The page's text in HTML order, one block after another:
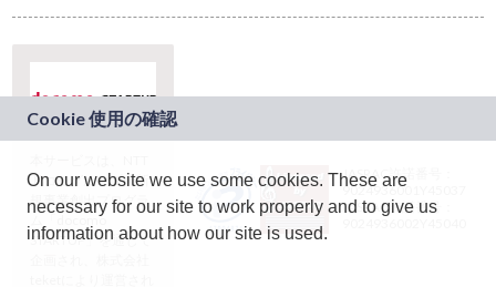
ドコモグループの新
規事業創出プログラ
ム「docomo
STARTUP」を通じて
JASRAC許諾番号：
9024936001Y45037
JASRAC許諾番号：
On our website we use some cookies. These are
necessary for our site to work properly and to give us
information about how our site is used.